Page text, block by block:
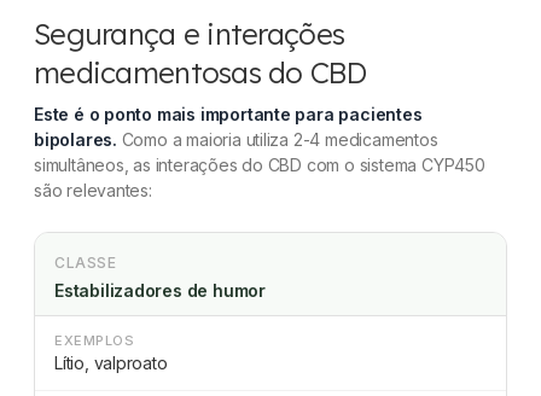
Segurança e interações
medicamentosas do CBD
Este é o ponto mais importante para pacientes
bipolares. Como a maioria utiliza 2-4 medicamentos
simultâneos, as interações do CBD com o sistema CYP450
são relevantes:
CLASSE
Estabilizadores de humor
EXEMPLOS
Lítio, valproato